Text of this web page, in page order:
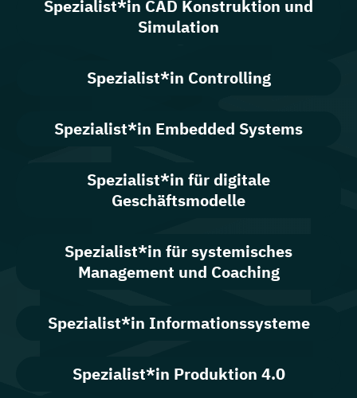
Spezialist*in CAD Konstruktion und
Simulation
Spezialist*in Controlling
Spezialist*in Embedded Systems
Spezialist*in für digitale
Geschäftsmodelle
Spezialist*in für systemisches
Management und Coaching
Spezialist*in Informationssysteme
Spezialist*in Produktion 4.0